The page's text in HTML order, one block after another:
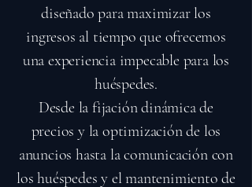
diseñado para maximizar los
ingresos al tiempo que ofrecemos
una experiencia impecable para los
huéspedes.
Desde la fijación dinámica de
precios y la optimización de los
anuncios hasta la comunicación con
los huéspedes y el mantenimiento de